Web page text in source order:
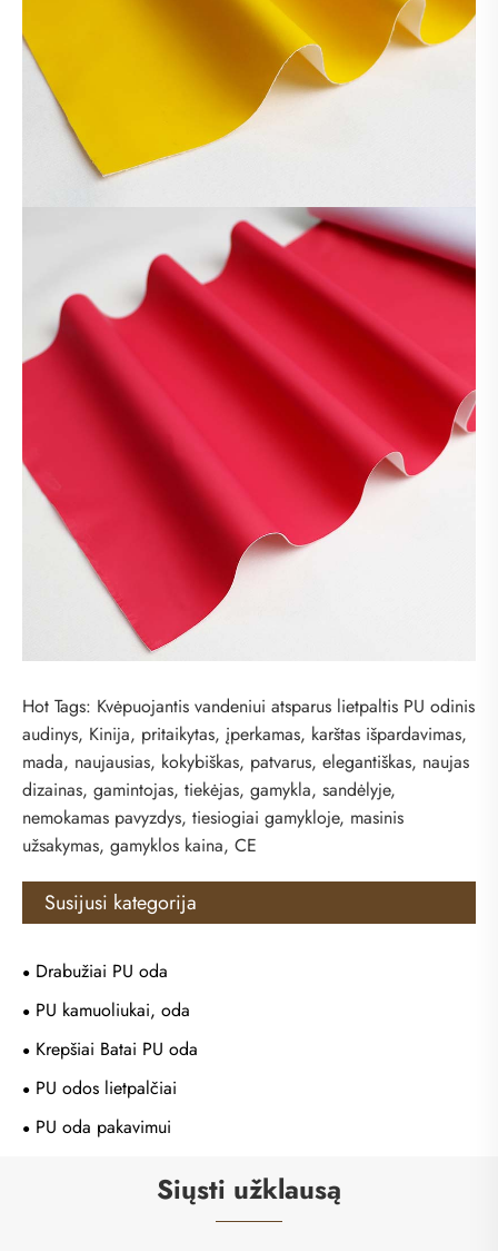
Hot Tags: Kvėpuojantis vandeniui atsparus lietpaltis PU odinis
audinys, Kinija, pritaikytas, įperkamas, karštas išpardavimas,
mada, naujausias, kokybiškas, patvarus, elegantiškas, naujas
dizainas, gamintojas, tiekėjas, gamykla, sandėlyje,
nemokamas pavyzdys, tiesiogiai gamykloje, masinis
užsakymas, gamyklos kaina, CE
Susijusi kategorija
Drabužiai PU oda
PU kamuoliukai, oda
Krepšiai Batai PU oda
PU odos lietpalčiai
PU oda pakavimui
Siųsti užklausą